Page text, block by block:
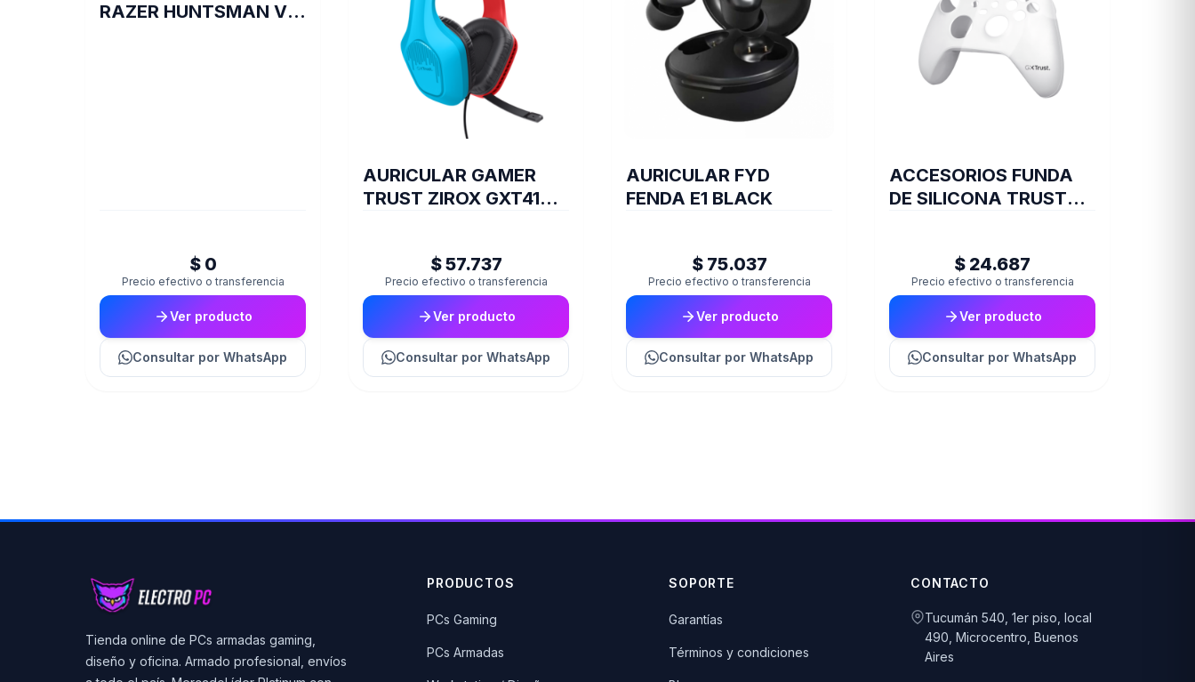
RAZER HUNTSMAN V2
$ 0
Precio efectivo o transferencia
Ver producto
Consultar por WhatsApp
AURICULAR GAMER
TRUST ZIROX GXT416S
$ 57.737
Precio efectivo o transferencia
Ver producto
Consultar por WhatsApp
AURICULAR FYD
FENDA E1 BLACK
$ 75.037
Precio efectivo o transferencia
Ver producto
Consultar por WhatsApp
ACCESORIOS FUNDA
DE SILICONA TRUST
$ 24.687
Precio efectivo o transferencia
Ver producto
Consultar por WhatsApp
Tienda online de PCs armadas gaming,
diseño y oficina. Armado profesional, envíos
PRODUCTOS
PCs Gaming
PCs Armadas
SOPORTE
Garantías
Términos y condiciones
CONTACTO
Tucumán 540, 1er piso, local
490, Microcentro, Buenos
Aires